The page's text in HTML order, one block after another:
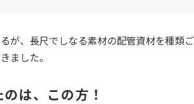
が、長尺でしなる素材の配管資材を種類
ました。
は、この方！